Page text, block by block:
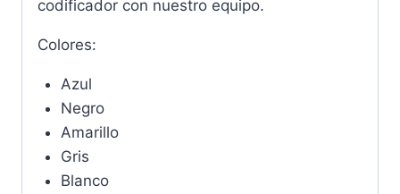
codificador con nuestro equipo.
Colores:
Azul
Negro
Amarillo
Gris
Blanco